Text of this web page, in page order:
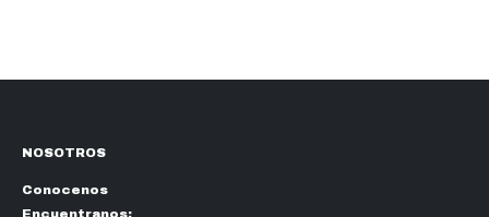
NOSOTROS
Conocenos
Encuentranos: